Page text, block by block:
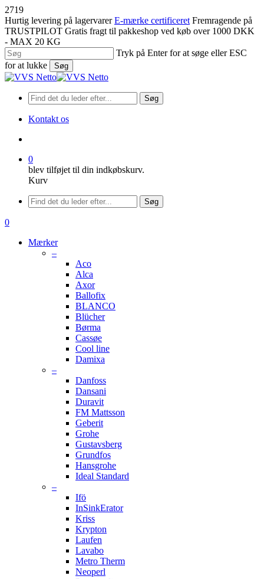
2719Spring
til
hovedindhold
Hurtig levering på lagervarer E-mærke certificeret Fremragende på
TRUSTPILOT Gratis fragt til pakkeshop ved køb over 1000 DKK
- MAX 20 KG
Tryk på Enter for at søge eller ESC
for at lukke
Søg
Luk
Søg
Kontakt os
0
blev tilføjet til din indkøbskurv.
Kurv
Menu
Søg
søge
0
Mærker
–
Aco
Alca
Axor
Ballofix
BLANCO
Blücher
Børma
Cassøe
Cool line
Damixa
–
Danfoss
Dansani
Duravit
FM Mattsson
Geberit
Grohe
Gustavsberg
Grundfos
Hansgrohe
Ideal Standard
–
Ifö
InSinkErator
Kriss
Krypton
Laufen
Lavabo
Metro Therm
Neoperl